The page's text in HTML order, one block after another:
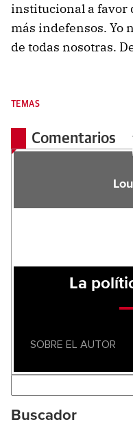
institucional a favor
más indefensos. Yo
de todas nosotras.
TEMAS
Comentarios
La
SOBRE EL AUTOR
Search
for:
Buscador